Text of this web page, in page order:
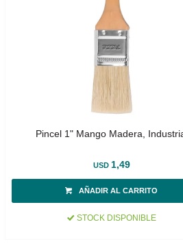
Pincel 1" Mango Madera,
USD 1,49
STOCK DISPONIBLE